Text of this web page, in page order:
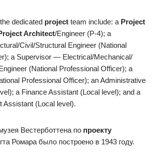
dedicated project team include: a Project
Architect/Engineer (P-4); a
Civil/Structural Engineer (National
a Supervisor — Electrical/Mechanical/
(National Professional Officer); a
Professional Officer); an Administrative
a Finance Assistant (Local level); and a
Assistant (Local level).
Вестерботтена по проекту
Ромара было построено в 1943 году.